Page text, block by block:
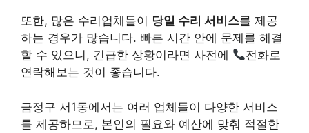
또한, 많은 수리업체들이 당일 수리 서비스를 제공
하는 경우가 많습니다. 빠른 시간 안에 문제를 해결
할 수 있으니, 긴급한 상황이라면 사전에
전화로
연락해보는 것이 좋습니다.
금정구 서1동에서는 여러 업체들이 다양한 서비스
를 제공하므로, 본인의 필요와 예산에 맞춰 적절한